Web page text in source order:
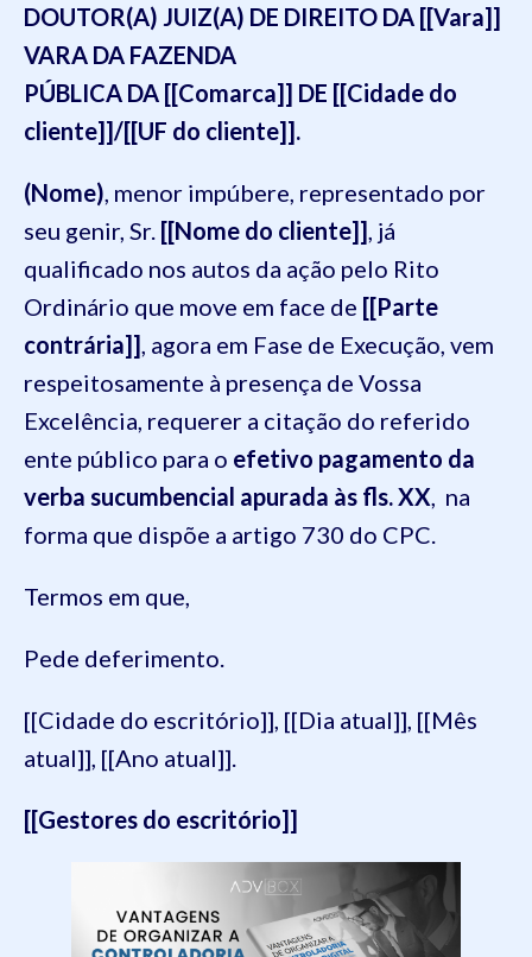
DOUTOR(A) JUIZ(A) DE DIREITO DA [[Vara]]
VARA DA FAZENDA
PÚBLICA DA [[Comarca]] DE [[Cidade do
cliente]]/[[UF do cliente]].
(Nome) , menor impúbere, representado por
seu genir, Sr. [[Nome do cliente]] , já
qualificado nos autos da ação pelo Rito
Ordinário que move em face de [[Parte
contrária]] , agora em Fase de Execução, vem
respeitosamente à presença de Vossa
Excelência, requerer a citação do referido
ente público para o efetivo pagamento da
verba sucumbencial apurada às fls. XX , na
forma que dispõe a artigo 730 do CPC.
Termos em que,
Pede deferimento.
[[Cidade do escritório]], [[Dia atual]], [[Mês
atual]], [[Ano atual]].
[[Gestores do escritório]]